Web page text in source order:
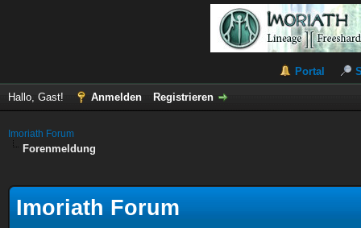
Portal
Hallo, Gast! Anmelden Registrieren
Imoriath Forum
Forenmeldung
Imoriath Forum